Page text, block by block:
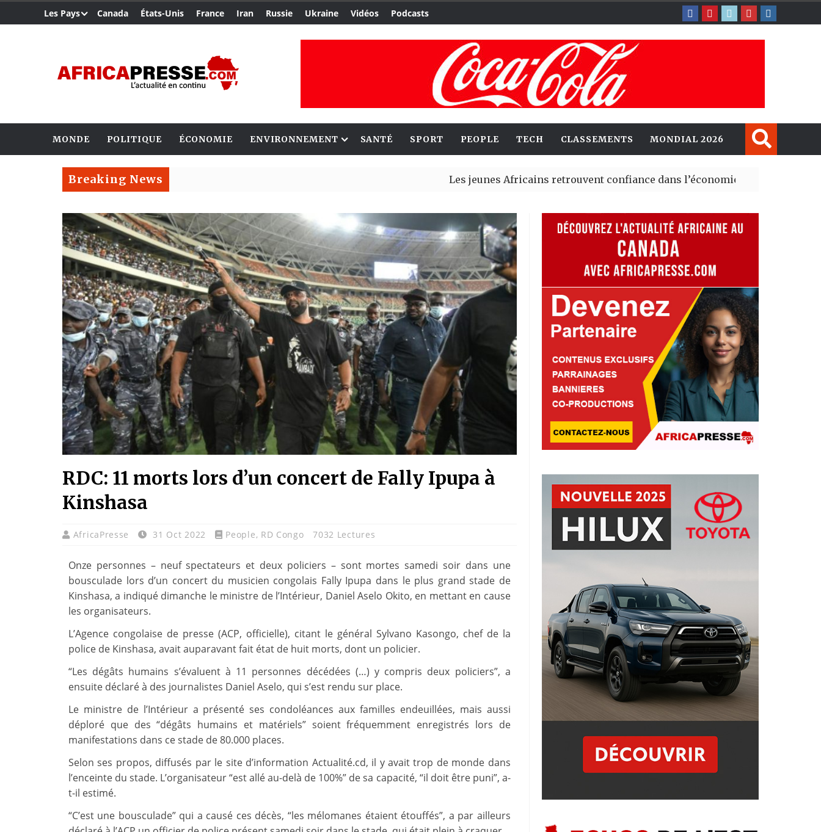
Les Pays Canada États-Unis France Iran Russie Ukraine Vidéos Podcasts
MONDE POLITIQUE ÉCONOMIE ENVIRONNEMENT SANTÉ SPORT PEOPLE TECH CLASSEMENTS MONDIAL 2026
Breaking News Les jeunes Africains retrouvent confiance dans l’économie, mais trois grands
RDC: 11 morts lors d’un concert de Fally Ipupa à
Kinshasa
AfricaPresse 31 Oct 2022 People, RD Congo 7032 Lectures
Onze personnes – neuf spectateurs et deux policiers – sont mortes samedi soir dans une
bousculade lors d’un concert du musicien congolais Fally Ipupa dans le plus grand stade de
Kinshasa, a indiqué dimanche le ministre de l’Intérieur, Daniel Aselo Okito, en mettant en cause
les organisateurs.
L’Agence congolaise de presse (ACP, officielle), citant le général Sylvano Kasongo, chef de la
police de Kinshasa, avait auparavant fait état de huit morts, dont un policier.
“Les dégâts humains s’évaluent à 11 personnes décédées (…) y compris deux policiers”, a
ensuite déclaré à des journalistes Daniel Aselo, qui s’est rendu sur place.
Le ministre de l’Intérieur a présenté ses condoléances aux familles endeuillées, mais aussi
déploré que des “dégâts humains et matériels” soient fréquemment enregistrés lors de
manifestations dans ce stade de 80.000 places.
Selon ses propos, diffusés par le site d’information Actualité.cd, il y avait trop de monde dans
l’enceinte du stade. L’organisateur “est allé au-delà de 100%” de sa capacité, “il doit être puni”, a-
t-il estimé.
“C’est une bousculade” qui a causé ces décès, “les mélomanes étaient étouffés”, a par ailleurs